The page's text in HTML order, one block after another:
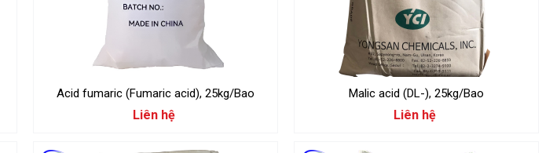
Acid fumaric (Fumaric acid), 25kg/Bao
Liên hệ
Malic acid (DL-), 25kg/Bao
Liên hệ